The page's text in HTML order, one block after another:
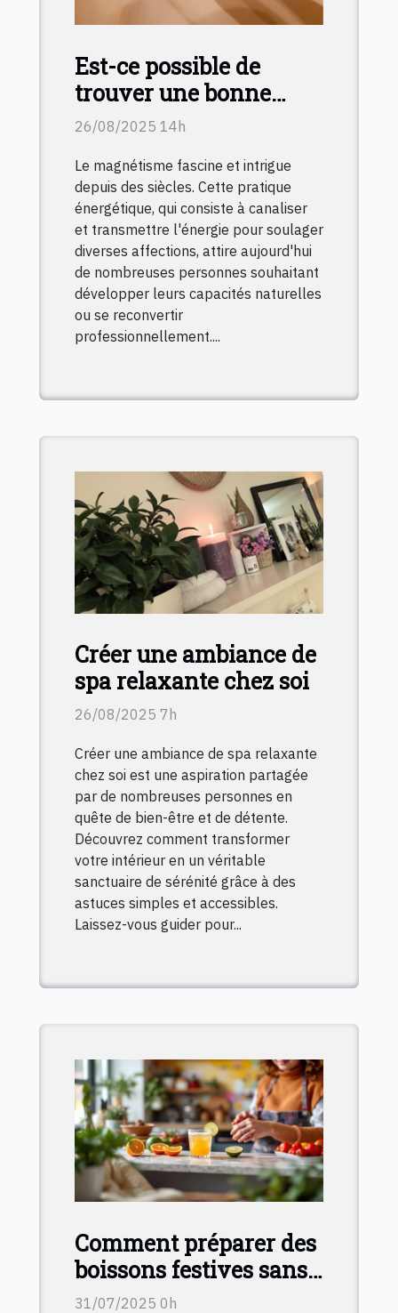
Est-ce possible de
trouver une bonne
formation en
?
26/08/2025 14h
Le magnétisme fascine et intrigue
depuis des siècles. Cette pratique
énergétique, qui consiste à canaliser
et transmettre l'énergie pour soulager
diverses affections, attire aujourd'hui
de nombreuses personnes souhaitant
développer leurs capacités naturelles
ou se reconvertir
professionnellement....
Créer une ambiance de
spa relaxante chez soi
26/08/2025 7h
Créer une ambiance de spa relaxante
chez soi est une aspiration partagée
par de nombreuses personnes en
quête de bien-être et de détente.
Découvrez comment transformer
votre intérieur en un véritable
sanctuaire de sérénité grâce à des
astuces simples et accessibles.
Laissez-vous guider pour...
Comment préparer des
boissons festives sans
alcool pour chaque
31/07/2025 0h